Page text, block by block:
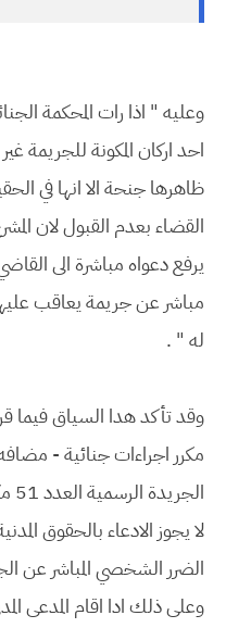
وعليه " اذا رات المحكمة
احد اركان المكونة للجريمة
ظاهرها جنحة الا انها في
القضاء بعدم القبول لان
يرفع دعواه مباشرة الى
مباشر عن جريمة يعاقب عليها
له " .
لا يجوز الادعاء بالحقوق
الضرر الشخصي المباشر عن
وعلى ذلك ادا اقام المدعى